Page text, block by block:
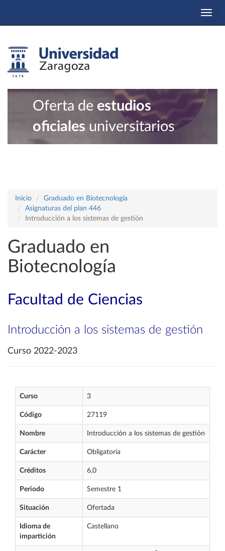
Oferta de estudios
oficiales universitarios
Inicio
Graduado en Biotecnología
Asignaturas del plan 446
Introducción a los sistemas de gestión
Graduado en
Biotecnología
Facultad de Ciencias
Introducción a los sistemas de gestión
Curso 2022-2023
Curso 3
Código 27119
Nombre Introducción a los sistemas de gestión
Carácter Obligatoria
Créditos 6,0
Periodo Semestre 1
Situación Ofertada
Idioma de
impartición
Castellano